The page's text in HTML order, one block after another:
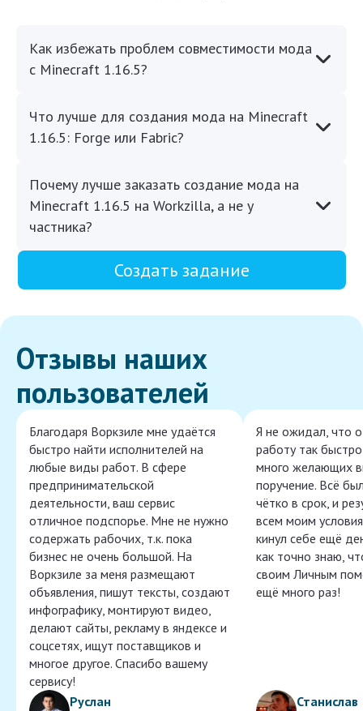
Как избежать проблем совместимости мода
с Minecraft 1.16.5?
Что лучше для создания мода на Minecraft
1.16.5: Forge или Fabric?
Почему лучше заказать создание мода на
Minecraft 1.16.5 на Workzilla, а не у
частника?
Создать задание
Отзывы наших
пользователей
Благодаря Воркзиле мне удаётся
быстро найти исполнителей на
любые виды работ. В сфере
предпринимательской
деятельности, ваш сервис
отличное подспорье. Мне не нужно
содержать рабочих, т.к. пока
бизнес не очень большой. На
Воркзиле за меня размещают
объявления, пишут тексты, создают
инфографику, монтируют видео,
делают сайты, рекламу в яндексе и
соцсетях, ищут поставщиков и
многое другое. Спасибо вашему
сервису!
Руслан
Я не ожидал, что
работу так
много желающих
поручение. Всё
чётко в срок, и
всем моим
кинул себе ещё
как точно знаю,
своим Личным
ещё много раз!
Станислав